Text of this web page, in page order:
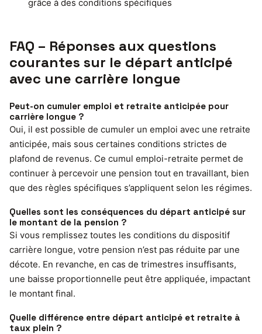
grâce à des conditions spécifiques
FAQ – Réponses aux questions
courantes sur le départ anticipé
avec une carrière longue
Peut-on cumuler emploi et retraite anticipée pour
carrière longue ?
Oui, il est possible de cumuler un emploi avec une retraite
anticipée, mais sous certaines conditions strictes de
plafond de revenus. Ce cumul emploi-retraite permet de
continuer à percevoir une pension tout en travaillant, bien
que des règles spécifiques s’appliquent selon les régimes.
Quelles sont les conséquences du départ anticipé sur
le montant de la pension ?
Si vous remplissez toutes les conditions du dispositif
carrière longue, votre pension n’est pas réduite par une
décote. En revanche, en cas de trimestres insuffisants,
une baisse proportionnelle peut être appliquée, impactant
le montant final.
Quelle différence entre départ anticipé et retraite à
taux plein ?